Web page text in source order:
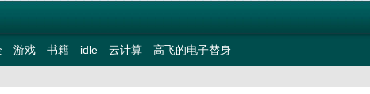
游戏 书籍 idle 云计算 高飞的电子替身